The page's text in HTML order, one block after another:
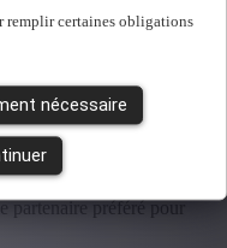
remplir certaines obligations
nécessaire
si vous vous
n’importe quel leader
dans la recherche,
des
nous sommes pour de
partenaire préféré pour